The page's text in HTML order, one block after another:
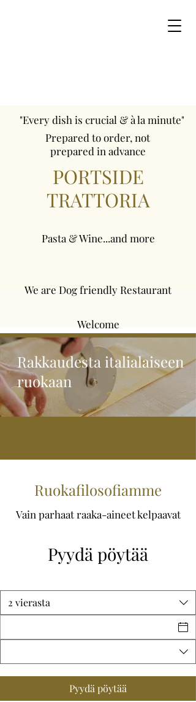
"Every dish is crucial & à la minute"
Prepared to order, not
prepared in advance
PORTSIDE
TRATTORIA
Pasta & Wine...and more
We are Dog friendly Restaurant
Welcome
Rakkaudesta italialaiseen
ruokaan
Ruokafilosofiamme
Vain parhaat raaka-aineet kelpaavat
Pyydä pöytää
2 vierasta
Pyydä pöytää